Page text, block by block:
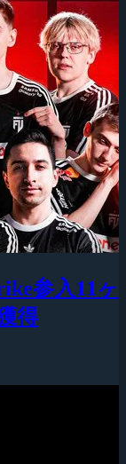
参入11ヶ
得